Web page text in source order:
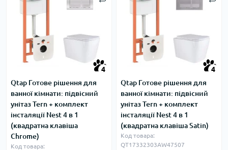
4
Qtap Готове рішення для
ванної кімнати: підвісний
унітаз Tern + комплект
інсталяції Nest 4 в 1
(квадратна клавіша
Chrome)
Код товара:
4
Qtap Готове рішення для
ванної кімнати: підвісний
унітаз Tern + комплект
інсталяції Nest 4 в 1
(квадратна клавіша Satin)
Код товара:
QT17332303AW47507